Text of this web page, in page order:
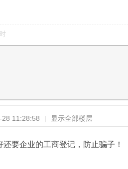
28 11:28:58 | 显示全部楼层
还要企业的工商登记，防止骗子！